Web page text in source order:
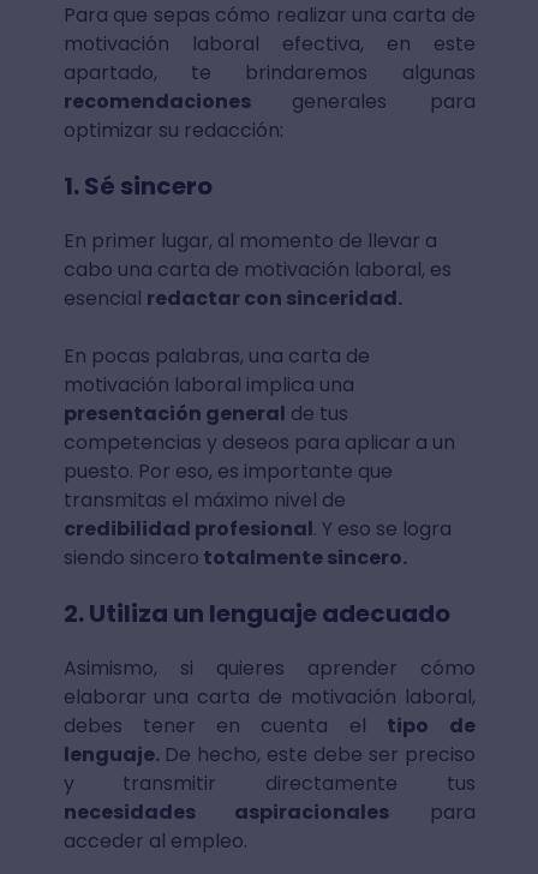
Para que sepas cómo realizar una carta de
motivación laboral efectiva, en este
apartado, te brindaremos algunas
recomendaciones generales para
optimizar su redacción:
1. Sé sincero
En primer lugar, al momento de llevar a
cabo una carta de motivación laboral, es
esencial redactar con sinceridad.
En pocas palabras, una carta de
motivación laboral implica una
presentación general de tus
competencias y deseos para aplicar a un
puesto. Por eso, es importante que
transmitas el máximo nivel de
credibilidad profesional. Y eso se logra
siendo sincero totalmente sincero.
2. Utiliza un lenguaje adecuado
Asimismo, si quieres aprender cómo
elaborar una carta de motivación laboral,
debes tener en cuenta el tipo de
lenguaje.De hecho, este debe ser preciso
y transmitir directamente tus
necesidades aspiracionales para
acceder al empleo.